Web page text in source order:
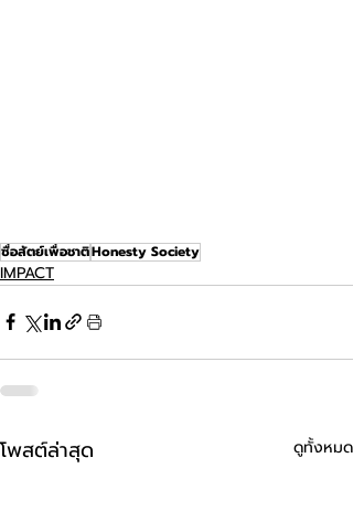
ซื่อสัตย์เพื่อชาติHonesty Society
IMPACT
โพสต์ล่าสุด ดูทั้งหมด